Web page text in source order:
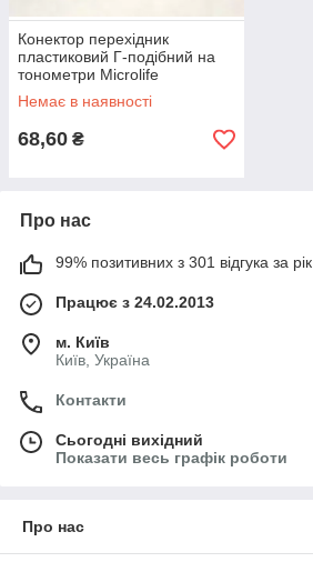
Конектор перехідник
пластиковий Г-подібний на
тонометри Microlife
Немає в наявності
68,60 ₴
Про нас
99% позитивних з 301 відгука за рік
Працює з 24.02.2013
м. Київ
Київ, Україна
Контакти
Сьогодні вихідний
Показати весь графік роботи
Про нас